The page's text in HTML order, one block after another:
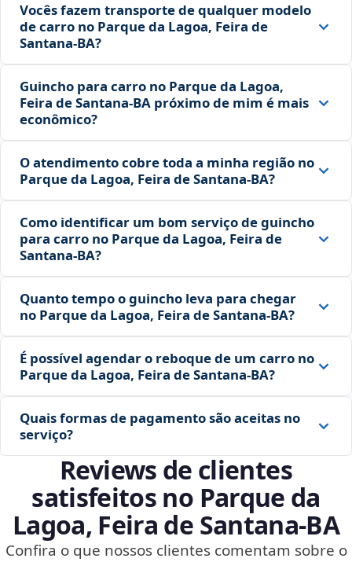
Vocês fazem transporte de qualquer modelo
de carro no Parque da Lagoa, Feira de
Santana‑BA?
Guincho para carro no Parque da Lagoa,
Feira de Santana‑BA próximo de mim é mais
econômico?
O atendimento cobre toda a minha região no
Parque da Lagoa, Feira de Santana‑BA?
Como identificar um bom serviço de guincho
para carro no Parque da Lagoa, Feira de
Santana‑BA?
Quanto tempo o guincho leva para chegar
no Parque da Lagoa, Feira de Santana‑BA?
É possível agendar o reboque de um carro no
Parque da Lagoa, Feira de Santana‑BA?
Quais formas de pagamento são aceitas no
serviço?
Reviews de clientes
satisfeitos no Parque da
Lagoa, Feira de Santana‑BA
Confira o que nossos clientes comentam sobre o